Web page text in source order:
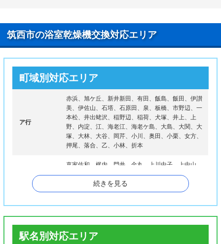
筑西市の浴室乾燥機交換対応エリア
町域別対応エリア
ア行
赤浜、旭ケ丘、新井新田、有田、飯島、飯田、伊讃
美、伊佐山、石塔、石原田、泉、板橋、市野辺、一
本松、井出蛯沢、稲野辺、稲荷、犬塚、井上、上
野、内淀、江、海老江、海老ケ島、大島、大関、大
塚、大林、大谷、岡芹、小川、奥田、小栗、女方、
押尾、落合、乙、小林、折本
嘉家佐和、梶内、門井、金丸、上川中子、上中山、
上西郷谷、上平塚、上星谷、神分、川澄、川連、木
戸、久地楽、口戸、倉持、栗島、黒子、桑山、甲、
国府田、子思儀、五所宮、小塙
サ行
下高田、下中山、下野殿、下平塚、下星谷、菅谷、
関舘、関本肥土、関本上、関本上中、関本下、関本
続きを見る
駅名別対応エリア